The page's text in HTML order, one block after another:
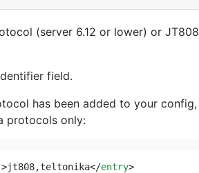
(server 6.12 or lower) or
field.
has been added to your
protocols only:
>jt808,teltonika</entry>